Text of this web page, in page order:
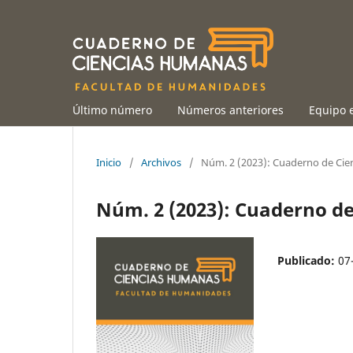
Último número Números anteriores Equipo
Inicio / Archivos / Núm. 2 (2023): Cuaderno de
Núm. 2 (2023): Cuaderno
Publicado: